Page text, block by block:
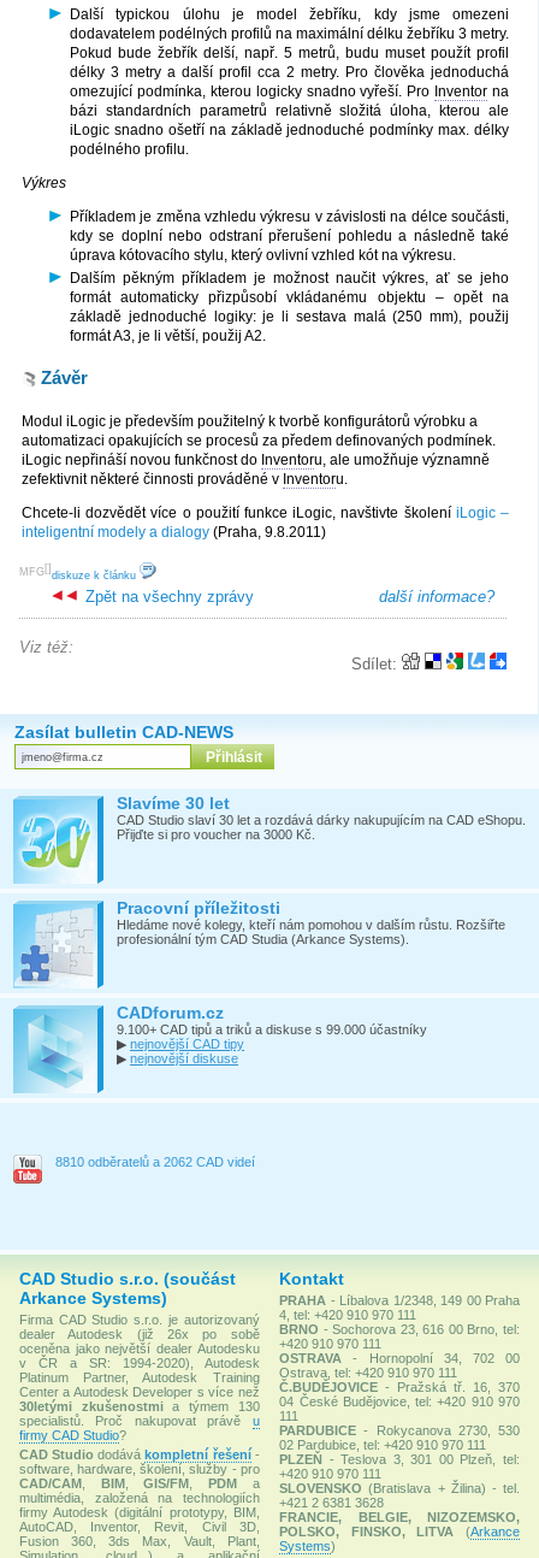
Další typickou úlohu je model žebříku, kdy jsme omezeni
dodavatelem podélných profilů na maximální délku žebříku 3 metry.
Pokud bude žebřík delší, např. 5 metrů, budu muset použít profil
délky 3 metry a další profil cca 2 metry. Pro člověka jednoduchá
omezující podmínka, kterou logicky snadno vyřeší. Pro Inventor na
bázi standardních parametrů relativně složitá úloha, kterou ale
iLogic snadno ošetří na základě jednoduché podmínky max. délky
podélného profilu.
Výkres
Příkladem je změna vzhledu výkresu v závislosti na délce součásti,
kdy se doplní nebo odstraní přerušení pohledu a následně také
úprava kótovacího stylu, který ovlivní vzhled kót na výkresu.
Dalším pěkným příkladem je možnost naučit výkres, ať se jeho
formát automaticky přizpůsobí vkládanému objektu – opět na
základě jednoduché logiky: je li sestava malá (250 mm), použij
formát A3, je li větší, použij A2.
Závěr
Modul iLogic je především použitelný k tvorbě konfigurátorů výrobku a
automatizaci opakujících se procesů za předem definovaných podmínek.
iLogic nepřináší novou funkčnost do Inventoru, ale umožňuje významně
zefektivnit některé činnosti prováděné v Inventoru.
Chcete-li dozvědět více o použití funkce iLogic, navštivte školení iLogic –
inteligentní modely a dialogy (Praha, 9.8.2011)
[
MFG ]
diskuze k článku
další informace?
Zpět na všechny zprávy
Sdílet:
Viz též:
Zasílat bulletin CAD-NEWS
Slavíme 30 let
CAD Studio slaví 30 let a rozdává dárky nakupujícím na CAD eShopu.
Přijďte si pro voucher na 3000 Kč.
Pracovní příležitosti
Hledáme nové kolegy, kteří nám pomohou v dalším růstu. Rozšiřte
profesionální tým CAD Studia (Arkance Systems).
CADforum.cz
9.100+ CAD tipů a triků a diskuse s 99.000 účastníky
▶ nejnovější CAD tipy
▶ nejnovější diskuse
8810 odběratelů a 2062 CAD videí
CAD Studio s.r.o. (součást
Arkance Systems)
Firma CAD Studio s.r.o. je autorizovaný
dealer Autodesk (již 26x po sobě
oceněna jako největší dealer Autodesku
v ČR a SR: 1994-2020), Autodesk
Platinum Partner, Autodesk Training
Center a Autodesk Developer s více než
30letými zkušenostmia týmem 130
specialistů. Proč nakupovat právě u
firmy CAD Studio?
CAD Studio dodává kompletní řešení-
software, hardware, školení, služby - pro
CAD/CAM , BIM ,GIS/FM , PDM
a
multimédia, založená na technologiích
firmy Autodesk (digitální prototypy, BIM,
AutoCAD, Inventor, Revit, Civil 3D,
Fusion 360, 3ds Max, Vault, Plant,
Kontakt
PRAHA - Líbalova 1/2348, 149 00 Praha
4, tel: +420 910 970 111
BRNO - Sochorova 23, 616 00 Brno, tel:
+420 910 970 111
OSTRAVA - Hornopolní 34, 702 00
Ostrava, tel: +420 910 970 111
Č.BUDĚJOVICE - Pražská tř. 16, 370
04 České Budějovice, tel: +420 910 970
111
PARDUBICE - Rokycanova 2730, 530
02 Pardubice, tel: +420 910 970 111
PLZEŇ
- Teslova 3, 301 00 Plzeň, tel:
+420 910 970 111
SLOVENSKO (Bratislava + Žilina) - tel.
+421 2 6381 3628
FRANCIE, BELGIE, NIZOZEMSKO,
POLSKO, FINSKO, LITVA (Arkance
Systems)